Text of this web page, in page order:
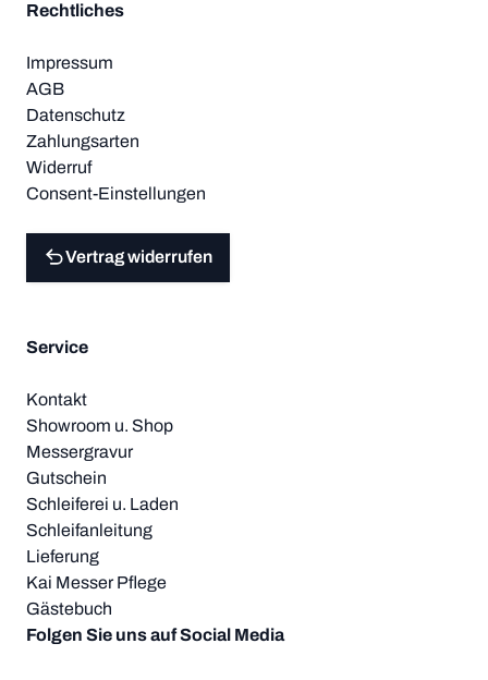
Rechtliches
Impressum
AGB
Datenschutz
Zahlungsarten
Widerruf
Consent-Einstellungen
Vertrag widerrufen
Service
Kontakt
Showroom u. Shop
Messergravur
Gutschein
Schleiferei u. Laden
Schleifanleitung
Lieferung
Kai Messer Pflege
Gästebuch
Folgen Sie uns auf Social Media